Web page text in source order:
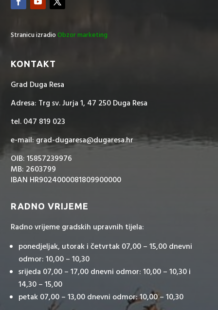
Stranicu izradioObzor marketing
KONTAKT
Grad Duga Resa
Adresa: Trg sv. Jurja 1, 47 250 Duga Resa
tel. 047 819 023
e-mail: grad-dugaresa@dugaresa.hr
OIB: 15857239976
MB: 2603799
IBAN HR9024000081809900000
RADNO VRIJEME
Radno vrijeme gradskih upravnih tijela:
ponedjeljak, utorak i četvrtak 07,00 – 15,00 dnevni
odmor: 10,00 – 10,30
srijeda 07,00 – 17,00 dnevni odmor: 10,00 – 10,30 i
14,30 – 15,00
petak 07,00 – 13,00 dnevni odmor: 10,00 – 10,30